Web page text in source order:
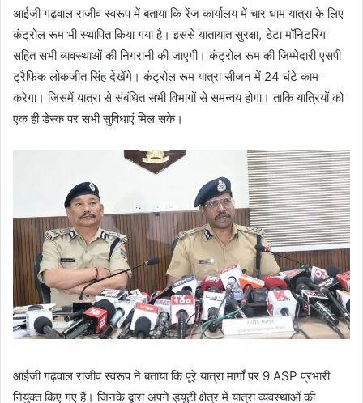
आईजी गढ़वाल राजीव स्वरूप में बताया कि रेंज कार्यालय में चार धाम यात्रा के लिए
कंट्रोल रूम भी स्थापित किया गया है। इससे यातायात सुरक्षा, डेटा मॉनिटरिंग
सहित सभी व्यवस्थाओं की निगरानी की जाएगी। कंट्रोल रूम की जिम्मेदारी एसपी
ट्रैफिक लोकजीत सिंह देखेंगे। कंट्रोल रूम यात्रा सीजन में 24 घंटे काम
करेगा। जिसमें यात्रा से संबंधित सभी विभागों से समन्वय होगा। ताकि यात्रियों को
एक ही डेस्क पर सभी सुविधाएं मिल सके।
आईजी गढ़वाल राजीव स्वरूप ने बताया कि पूरे यात्रा मार्गों पर 9 ASP प्रभारी
नियुक्त किए गए हैं। जिनके द्वारा अपने ड्यूटी क्षेत्र में यात्रा व्यवस्थाओं की